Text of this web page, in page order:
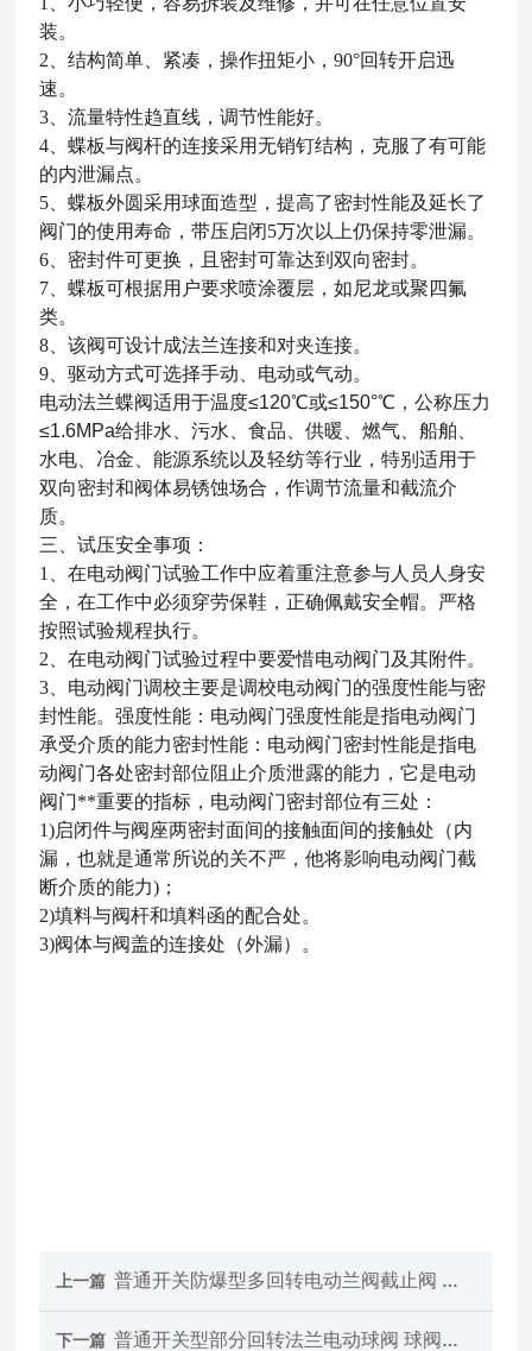
装。
2、结构简单、紧凑，操作扭矩小，90°回转开启迅
速。
3、流量特性趋直线，调节性能好。
4、蝶板与阀杆的连接采用无销钉结构，克服了有可能
的内泄漏点。
5、蝶板外圆采用球面造型，提高了密封性能及延长了
阀门的使用寿命，带压启闭5万次以上仍保持零泄漏。
6、密封件可更换，且密封可靠达到双向密封。
7、蝶板可根据用户要求喷涂覆层，如尼龙或聚四氟
类。
8、该阀可设计成法兰连接和对夹连接。
9、驱动方式可选择手动、电动或气动。
电动法兰蝶阀适用于温度≤120℃或≤150°℃，公称压力
≤1.6MPa给排水、污水、食品、供暖、燃气、船舶、
水电、冶金、能源系统以及轻纺等行业，特别适用于
双向密封和阀体易锈蚀场合，作调节流量和截流介
质。
三 、试压安全事项：
1、在电动阀门试验工作中应着重注意参与人员人身安
全，在工作中必须穿劳保鞋，正确佩戴安全帽。严格
按照试验规程执行。
2、在电动阀门试验过程中要爱惜电动阀门及其附件。
3、电动阀门调校主要是调校电动阀门的强度性能与密
封性能。强度性能：电动阀门强度性能是指电动阀门
承受介质的能力密封性能：电动阀门密封性能是指电
动阀门各处密封部位阻止介质泄露的能力，它是电动
阀门**重要的指标，电动阀门密封部位有三处：
1)启闭件与阀座两密封面间的接触面间的接触处（内
漏，也就是通常所说的关不严，他将影响电动阀门截
断介质的能力)；
2)填料与阀杆和填料函的配合处。
3)阀体与阀盖的连接处（外漏）。
上一篇 普通开关防爆型多回转电动兰阀截止阀 截止阀生产
下一篇 普通开关型部分回转法兰电动球阀 球阀生产